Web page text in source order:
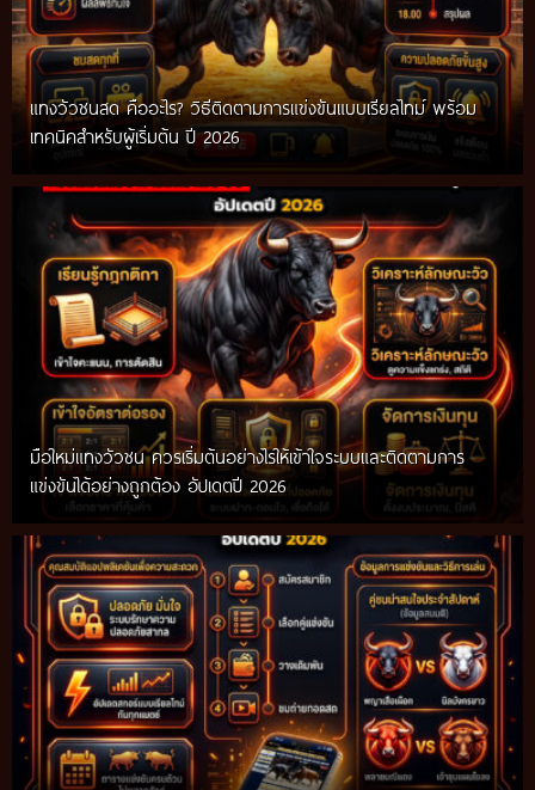
แทงวัวชนสด คืออะไร? วิธีติดตามการแข่งขันแบบเรียลไทม์ พร้อม
เทคนิคสำหรับผู้เริ่มต้น ปี 2026
มือใหม่แทงวัวชน ควรเริ่มต้นอย่างไรให้เข้าใจระบบและติดตามการ
แข่งขันได้อย่างถูกต้อง อัปเดตปี 2026